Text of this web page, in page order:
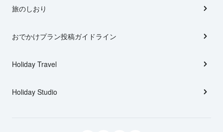
旅のしおり
おでかけプラン投稿ガイドライン
Holiday Travel
Holiday Studio